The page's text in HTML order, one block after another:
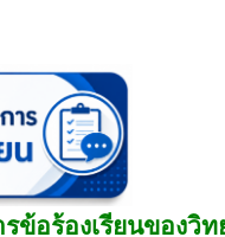
ข้อร้องเรียนของวิ